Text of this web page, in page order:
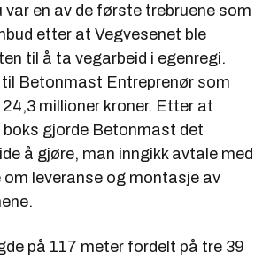
var en av de første trebruene som
etter at Vegvesenet ble
til å ta vegarbeid i egenregi.
Betonmast Entreprenør som
millioner kroner. Etter at
boks gjorde Betonmast det
å gjøre, man inngikk avtale med
om leveranse og montasje av
på 117 meter fordelt på tre 39